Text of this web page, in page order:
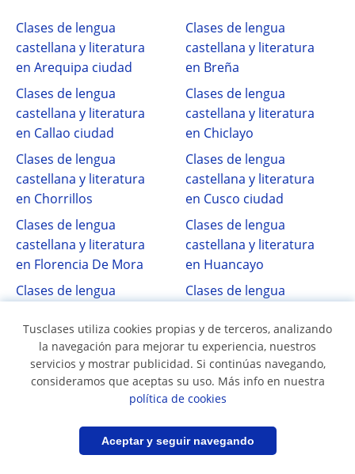
Guardar búsqueda
Clases de lengua
castellana y literatura
en Arequipa ciudad
Clases de lengua
castellana y literatura
en Breña
Clases de lengua
castellana y literatura
en Callao ciudad
Clases de lengua
castellana y literatura
en Chiclayo
Clases de lengua
castellana y literatura
en Chorrillos
Clases de lengua
castellana y literatura
en Cusco ciudad
Clases de lengua
castellana y literatura
en Florencia De Mora
Clases de lengua
castellana y literatura
en Huancayo
Clases de lengua
en Independencia
Clases de lengua
en Jesús María
Clases de lengua
castellana y literatura
Clases de lengua
castellana y literatura
en Lince
castellana y literatura
castellana y literatura
Tusclases utiliza cookies propias y de terceros, analizando
la navegación para mejorar tu experiencia, nuestros
servicios y mostrar publicidad. Si continúas navegando,
consideramos que aceptas su uso. Más info en nuestra
política de cookies
Aceptar y seguir navegando